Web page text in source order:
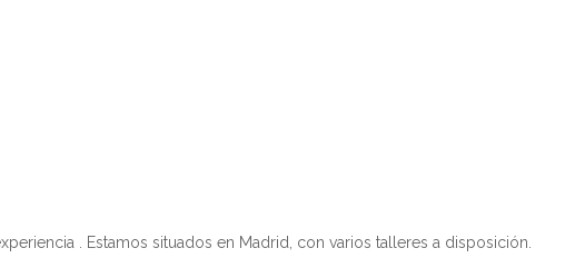
. Estamos situados en Madrid, con varios talleres a disposición.